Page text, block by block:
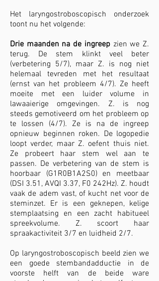
Het laryngostroboscopisch onderzoek
toont nu het volgende:
Drie maanden na de ingreepzien we Z.
terug. De stem klinkt veel beter
(verbetering 5/7), maar Z. is nog niet
helemaal tevreden met het resultaat
(ernst van het probleem 4/7). Ze heeft
moeite met een luider volume in
lawaaierige omgevingen. Z. is nog
steeds gemotiveerd om het probleem op
te lossen (4/7). Ze is na de ingreep
opnieuw beginnen roken. De logopedie
loopt verder, maar Z. oefent thuis niet.
Ze probeert haar stem wel aan te
passen. De verbetering van de stem is
hoorbaar (G1R0B1A2S0) en meetbaar
(DSI 3.51, AVQI 3.37, F0 242Hz). Z. houdt
vaak de adem vast, of kucht net voor de
steminzet. Er is een geknepen, kelige
stemplaatsing en een zacht habitueel
spreekvolume. Z. scoort haar
spraakactiviteit 3/7 en luidheid 2/7.
Op laryngostroboscopisch beeld zien we
een goede stembandadductie in de
voorste helft van de beide ware